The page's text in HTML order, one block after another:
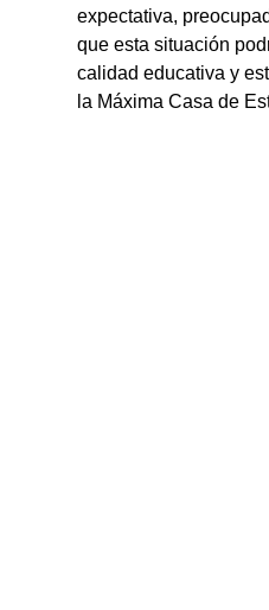
expectativa,
que esta situación
calidad educativa y
la Máxima Casa de